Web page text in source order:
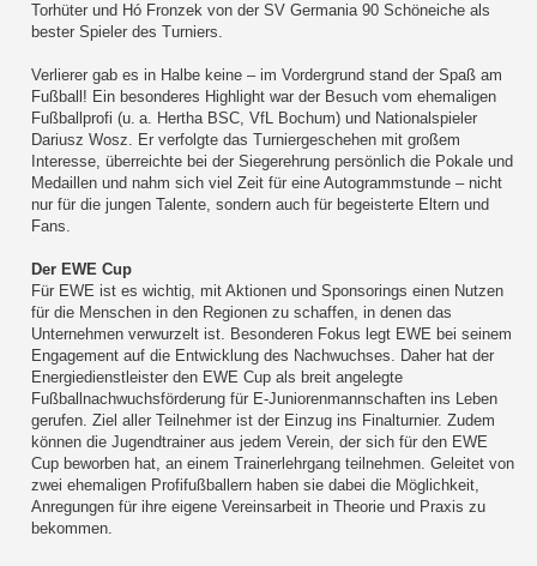
Torhüter und Hó Fronzek von der SV Germania 90 Schöneiche als
bester Spieler des Turniers.
Verlierer gab es in Halbe keine – im Vordergrund stand der Spaß am
Fußball! Ein besonderes Highlight war der Besuch vom ehemaligen
Fußballprofi (u. a. Hertha BSC, VfL Bochum) und Nationalspieler
Dariusz Wosz. Er verfolgte das Turniergeschehen mit großem
Interesse, überreichte bei der Siegerehrung persönlich die Pokale und
Medaillen und nahm sich viel Zeit für eine Autogrammstunde – nicht
nur für die jungen Talente, sondern auch für begeisterte Eltern und
Fans.
Der EWE Cup
Für EWE ist es wichtig, mit Aktionen und Sponsorings einen Nutzen
für die Menschen in den Regionen zu schaffen, in denen das
Unternehmen verwurzelt ist. Besonderen Fokus legt EWE bei seinem
Engagement auf die Entwicklung des Nachwuchses. Daher hat der
Energiedienstleister den EWE Cup als breit angelegte
Fußballnachwuchsförderung für E-Juniorenmannschaften ins Leben
gerufen. Ziel aller Teilnehmer ist der Einzug ins Finalturnier. Zudem
können die Jugendtrainer aus jedem Verein, der sich für den EWE
Cup beworben hat, an einem Trainerlehrgang teilnehmen. Geleitet von
zwei ehemaligen Profifußballern haben sie dabei die Möglichkeit,
Anregungen für ihre eigene Vereinsarbeit in Theorie und Praxis zu
bekommen.